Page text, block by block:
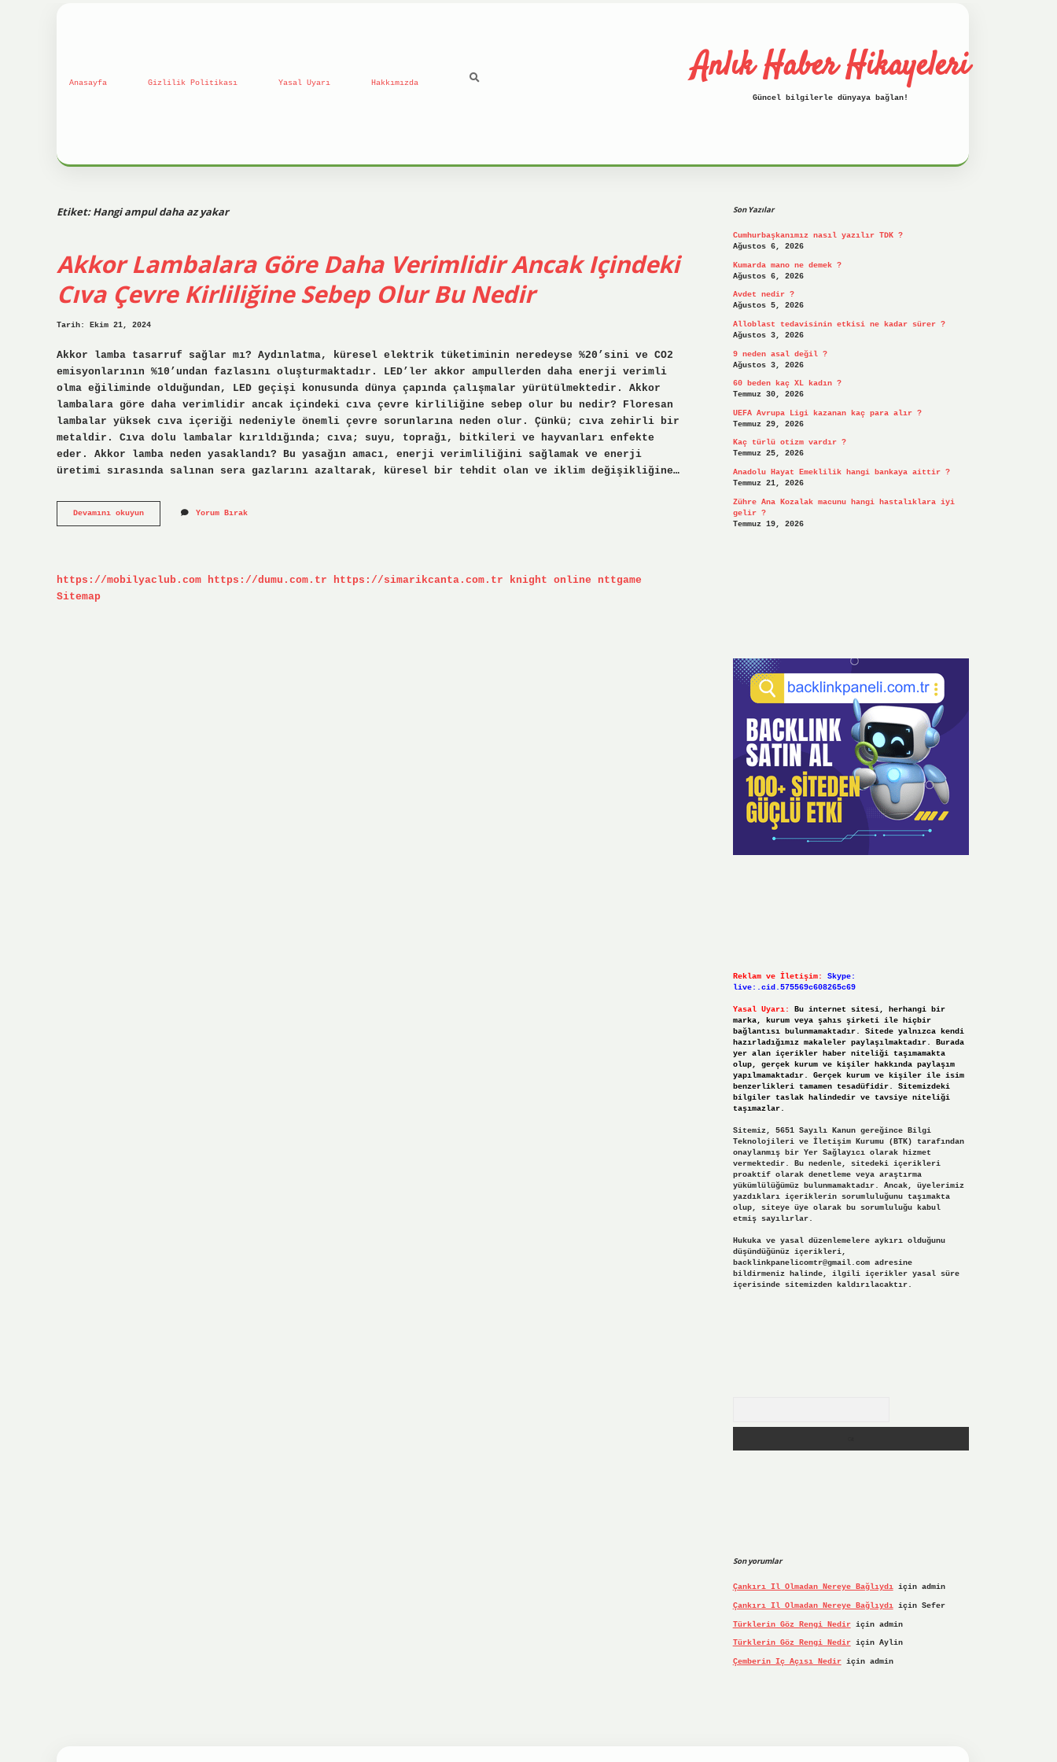
Anasayfa Gizlilik Politikası Yasal Uyarı Hakkımızda Anlık Haber Hikayeleri
Güncel bilgilerle dünyaya bağlan!
Etiket:Hangi ampul daha az yakar
Akkor Lambalara Göre Daha Verimlidir Ancak Içindeki
Cıva Çevre Kirliliğine Sebep Olur Bu Nedir
Tarih: Ekim 21, 2024
Akkor lamba tasarruf sağlar mı? Aydınlatma, küresel elektrik tüketiminin neredeyse %20’sini ve CO2
emisyonlarının %10’undan fazlasını oluşturmaktadır. LED’ler akkor ampullerden daha enerji verimli
olma eğiliminde olduğundan, LED geçişi konusunda dünya çapında çalışmalar yürütülmektedir. Akkor
lambalara göre daha verimlidir ancak içindeki cıva çevre kirliliğine sebep olur bu nedir? Floresan
lambalar yüksek cıva içeriği nedeniyle önemli çevre sorunlarına neden olur. Çünkü; cıva zehirli bir
metaldir. Cıva dolu lambalar kırıldığında; cıva; suyu, toprağı, bitkileri ve hayvanları enfekte
eder. Akkor lamba neden yasaklandı? Bu yasağın amacı, enerji verimliliğini sağlamak ve enerji
üretimi sırasında salınan sera gazlarını azaltarak, küresel bir tehdit olan ve iklim değişikliğine…
Devamını okuyunAkkor
Lambalara
Içindeki
Yorum Bırak
https://mobilyaclub.com https://dumu.com.tr https://simarikcanta.com.tr knight online
nttgame
Sitemap
Son Yazılar
Cumhurbaşkanımız nasıl yazılır TDK ?
Ağustos 6, 2026
Kumarda mano ne demek ?
Ağustos 6, 2026
Avdet nedir ?
Ağustos 5, 2026
Alloblast tedavisinin etkisi ne kadar sürer ?
Ağustos 3, 2026
9 neden asal değil ?
Ağustos 3, 2026
60 beden kaç XL kadın ?
Temmuz 30, 2026
UEFA Avrupa Ligi kazanan kaç para alır ?
Temmuz 29, 2026
Kaç türlü otizm vardır ?
Temmuz 25, 2026
Anadolu Hayat Emeklilik hangi bankaya aittir ?
Temmuz 21, 2026
Zühre Ana Kozalak macunu hangi hastalıklara iyi
gelir ?
Temmuz 19, 2026
Reklam ve İletişim:
Skype:
live:.cid.575569c608265c69
Yasal Uyarı:
Bu internet sitesi, herhangi bir
marka, kurum veya şahıs şirketi ile hiçbir
bağlantısı bulunmamaktadır. Sitede yalnızca kendi
hazırladığımız makaleler paylaşılmaktadır. Burada
yer alan içerikler haber niteliği taşımamakta
olup, gerçek kurum ve kişiler hakkında paylaşım
yapılmamaktadır. Gerçek kurum ve kişiler ile isim
benzerlikleri tamamen tesadüfidir. Sitemizdeki
bilgiler taslak halindedir ve tavsiye niteliği
taşımazlar.
Sitemiz, 5651 Sayılı Kanun gereğince Bilgi
Teknolojileri ve İletişim Kurumu (BTK) tarafından
onaylanmış bir Yer Sağlayıcı olarak hizmet
vermektedir. Bu nedenle, sitedeki içerikleri
proaktif olarak denetleme veya araştırma
yükümlülüğümüz bulunmamaktadır. Ancak, üyelerimiz
yazdıkları içeriklerin sorumluluğunu taşımakta
olup, siteye üye olarak bu sorumluluğu kabul
etmiş sayılırlar.
Hukuka ve yasal düzenlemelere aykırı olduğunu
düşündüğünüz içerikleri,
backlinkpanelicomtr@gmail.comadresine
bildirmeniz halinde, ilgili içerikler yasal süre
içerisinde sitemizden kaldırılacaktır.
Son yorumlar
Çankırı Il Olmadan Nereye Bağlıydıiçin admin
Çankırı Il Olmadan Nereye Bağlıydıiçin Sefer
Türklerin Göz Rengi Nediriçin admin
Türklerin Göz Rengi Nediriçin Aylin
Çemberin Iç Açısı Nediriçin admin